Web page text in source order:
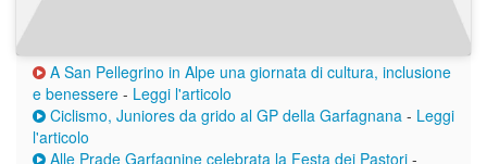
A San Pellegrino in Alpe una giornata di cultura, inclusione
e benessere - Leggi l'articolo
Ciclismo, Juniores da grido al GP della Garfagnana - Leggi
l'articolo
Alle Prade Garfagnine celebrata la Festa dei Pastori -